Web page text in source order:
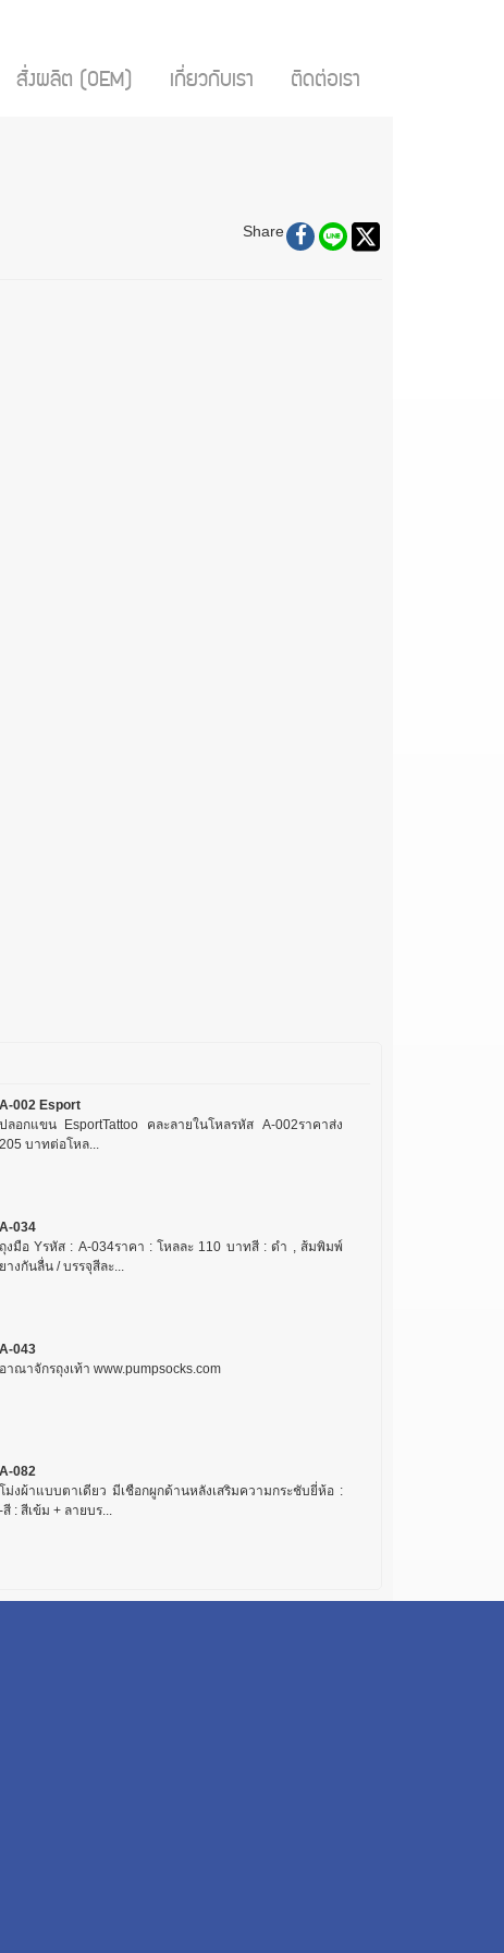
สั่งผลิต (OEM) เกี่ยวกับเรา ติดต่อเรา
Share
A-002 Esport
ปลอกแขน EsportTattoo คละลายในโหลรหัส A-002ราคาส่ง
205 บาทต่อโหล...
A-034
ถุงมือ Yรหัส : A-034ราคา : โหลละ 110 บาทสี : ดำ , ส้มพิมพ์
ยางกันลื่น / บรรจุสีละ...
A-043
อาณาจักรถุงเท้า www.pumpsocks.com
A-082
โม่งผ้าแบบตาเดียว มีเชือกผูกด้านหลังเสริมความกระชับยี่ห้อ :
-สี : สีเข้ม + ลายบร...